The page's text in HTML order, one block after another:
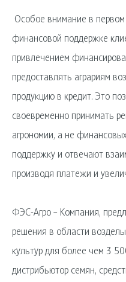
Особое внимание в
финансовой поддержке
привлечением
предоставлять аграриям
продукцию в кредит. Это
своевременно принимать
агрономии, а не
поддержку и отвечают
производя платежи и
ФЭС-Агро – Компания,
решения в области
культур для более чем 3
дистрибьютор семян,